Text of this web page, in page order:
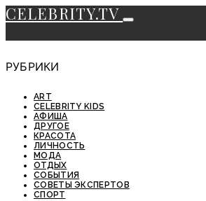
CELEBRITY.TV
РУБРИКИ
ART
CELEBRITY KIDS
АФИША
ДРУГОЕ
КРАСОТА
ЛИЧНОСТЬ
МОДА
ОТДЫХ
СОБЫТИЯ
СОВЕТЫ ЭКСПЕРТОВ
СПОРТ